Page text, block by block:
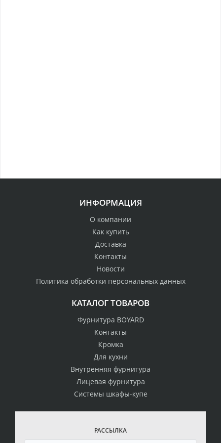
ИНФОРМАЦИЯ
О компании
Как купить
Доставка
Контакты
Новости
Политика обработки персональных данных
КАТАЛОГ ТОВАРОВ
Фурнитура BOYARD
Контакты
Кромка
Для кухни
Внутренняя фурнитура
Лицевая фурнитура
Системы шкафы-купе
РАССЫЛКА